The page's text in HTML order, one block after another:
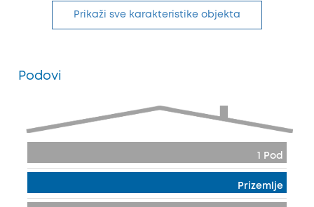
Prikaži sve karakteristike objekta
Podovi
1 Pod
Prizemlje